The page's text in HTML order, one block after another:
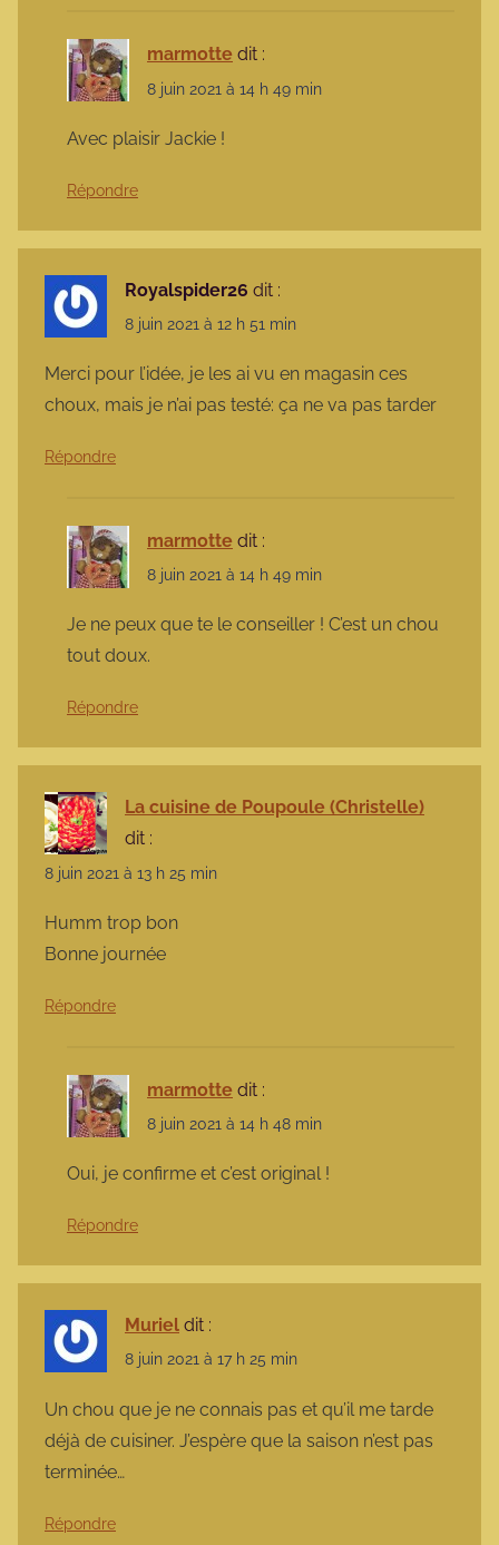
marmotte dit :
8 juin 2021 à 14 h 49 min
Avec plaisir Jackie !
Répondre
Royalspider26 dit :
8 juin 2021 à 12 h 51 min
Merci pour l’idée, je les ai vu en magasin ces
choux, mais je n’ai pas testé: ça ne va pas tarder
Répondre
marmotte dit :
8 juin 2021 à 14 h 49 min
Je ne peux que te le conseiller ! C’est un chou
tout doux.
Répondre
La cuisine de Poupoule (Christelle)
dit :
8 juin 2021 à 13 h 25 min
Humm trop bon
Bonne journée
Répondre
marmotte dit :
8 juin 2021 à 14 h 48 min
Oui, je confirme et c’est original !
Répondre
Muriel dit :
8 juin 2021 à 17 h 25 min
Un chou que je ne connais pas et qu’il me tarde
déjà de cuisiner. J’espère que la saison n’est pas
terminée…
Répondre